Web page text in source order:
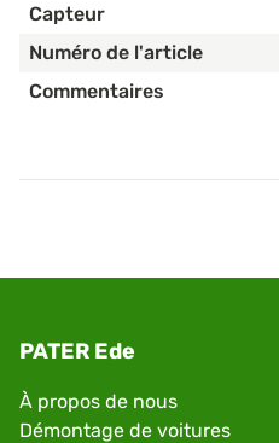
Capteur
Numéro de l'article
Commentaires
PATER Ede
À propos de nous
Démontage de voitures